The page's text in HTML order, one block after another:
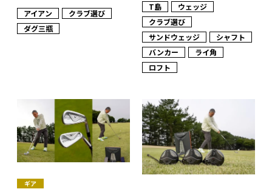
アイアン
クラブ選び
ダグ三瓶
T島
ウェッジ
クラブ選び
サンドウェッジ
シャフト
バンカー
ライ角
ロフト
ギア